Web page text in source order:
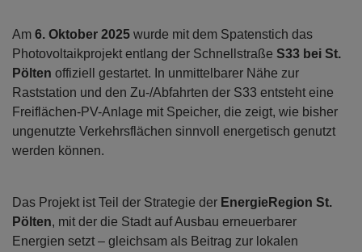
Am 6. Oktober 2025 wurde mit dem Spatenstich das
Photovoltaikprojekt entlang der Schnellstraße S33 bei St.
Pölten offiziell gestartet. In unmittelbarer Nähe zur
Raststation und den Zu-/Abfahrten der S33 entsteht eine
Freiflächen-PV-Anlage mit Speicher, die zeigt, wie bisher
ungenutzte Verkehrsflächen sinnvoll energetisch genutzt
werden können.
Das Projekt ist Teil der Strategie der EnergieRegion St.
Pölten, mit der die Stadt auf Ausbau erneuerbarer
Energien setzt – gleichsam als Beitrag zur lokalen